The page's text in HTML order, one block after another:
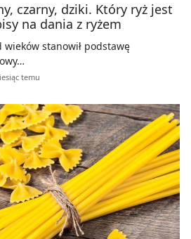
czarny, dziki. Który ryż jest
na dania z ryżem
wieków stanowił podstawę
temu